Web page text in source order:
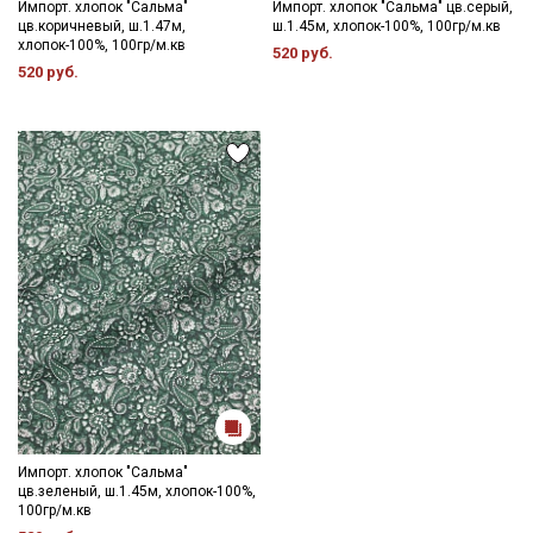
зависимости от партии.
Импорт. хлопок "Сальма"
цв.коричневый, ш.1.47м,
хлопок-100%, 100гр/м.кв
520 руб.
Импорт. хлопок "Сальма" цв.серый,
ш.1.45м, хлопок-100%, 100гр/м.кв
520 руб.
Импорт. хлопок "Сальма"
цв.зеленый, ш.1.45м, хлопок-100%,
100гр/м.кв